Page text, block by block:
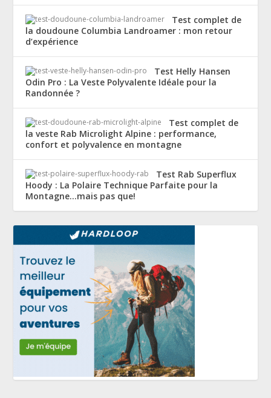
Test complet de
la doudoune Columbia Landroamer : mon retour
d’expérience
Test Helly Hansen
Odin Pro : La Veste Polyvalente Idéale pour la
Randonnée ?
Test complet de
la veste Rab Microlight Alpine : performance,
confort et polyvalence en montagne
Test Rab Superflux
Hoody : La Polaire Technique Parfaite pour la
Montagne…mais pas que!